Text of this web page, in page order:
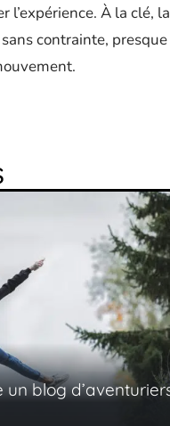
l’expérience. À la clé,
contrainte,
un blog